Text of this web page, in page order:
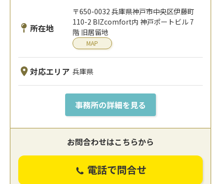
所在地
〒650-0032 兵庫県神戸市中央区伊藤町
110-2 BIZcomfort内 神戸ポートビル 7
階 旧居留地
MAP
対応エリア 兵庫県
事務所の詳細を見る
お問合わせはこちらから
電話で問合せ